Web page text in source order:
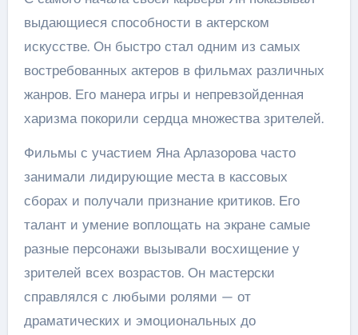
выдающиеся способности в актерском
искусстве. Он быстро стал одним из самых
востребованных актеров в фильмах различных
жанров. Его манера игры и непревзойденная
харизма покорили сердца множества зрителей.
Фильмы с участием Яна Арлазорова часто
занимали лидирующие места в кассовых
сборах и получали признание критиков. Его
талант и умение воплощать на экране самые
разные персонажи вызывали восхищение у
зрителей всех возрастов. Он мастерски
справлялся с любыми ролями — от
драматических и эмоциональных до